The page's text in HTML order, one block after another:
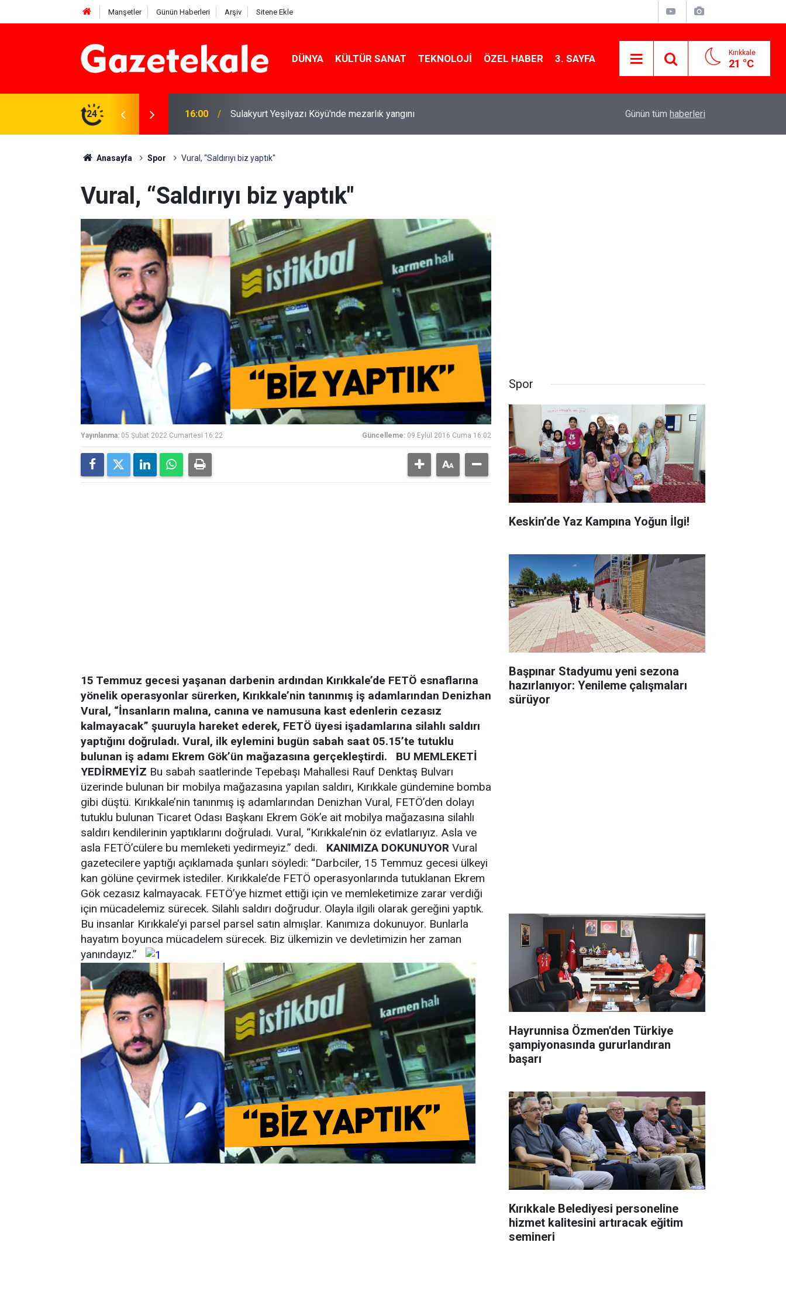
Manşetler Günün Haberleri Arşiv Sitene Ekle
DÜNYA KÜLTÜR SANAT TEKNOLOJI ÖZEL HABER 3. SAYFA Kırıkkale
21 °C
24
çalışmaları değerlendirildi 16:00 Sulakyurt Yeşilyazı Köyü'nde mezarlık yangını Kırıkkale'de çekiciye çarpan kamyon hurdaya
Günün tüm haberleri
Anasayfa Spor Vural, “Saldırıyı biz yaptık"
Vural, “Saldırıyı biz yaptık"
Yayınlanma: 05 Şubat 2022 Cumartesi 16:22 Güncelleme: 09 Eylül 2016 Cuma 16:02
15 Temmuz gecesi yaşanan darbenin ardından Kırıkkale’de FETÖ esnaflarına
yönelik operasyonlar sürerken, Kırıkkale’nin tanınmış iş adamlarından Denizhan
Vural, “İnsanların malına, canına ve namusuna kast edenlerin cezasız
kalmayacak” şuuruyla hareket ederek, FETÖ üyesi işadamlarına silahlı saldırı
yaptığını doğruladı. Vural, ilk eylemini bugün sabah saat 05.15’te tutuklu
bulunan iş adamı Ekrem Gök’ün mağazasına gerçekleştirdi.
BU MEMLEKETİ
YEDİRMEYİZ Bu sabah saatlerinde Tepebaşı Mahallesi Rauf Denktaş Bulvarı
üzerinde bulunan bir mobilya mağazasına yapılan saldırı, Kırıkkale gündemine bomba
gibi düştü. Kırıkkale’nin tanınmış iş adamlarından Denizhan Vural, FETÖ’den dolayı
tutuklu bulunan Ticaret Odası Başkanı Ekrem Gök’e ait mobilya mağazasına silahlı
saldırı kendilerinin yaptıklarını doğruladı. Vural, “Kırıkkale’nin öz evlatlarıyız. Asla ve
asla FETÖ’cülere bu memleketi yedirmeyiz.” dedi. KANIMIZA DOKUNUYOR Vural
gazetecilere yaptığı açıklamada şunları söyledi: “Darbciler, 15 Temmuz gecesi ülkeyi
kan gölüne çevirmek istediler. Kırıkkale’de FETÖ operasyonlarında tutuklanan Ekrem
Gök cezasız kalmayacak. FETÖ’ye hizmet ettiği için ve memleketimize zarar verdiği
için mücadelemiz sürecek. Silahlı saldırı doğrudur. Olayla ilgili olarak gereğini yaptık.
Bu insanlar Kırıkkale’yi parsel parsel satın almışlar. Kanımıza dokunuyor. Bunlarla
hayatım boyunca mücadelem sürecek. Biz ülkemizin ve devletimizin her zaman
yanındayız.”
Spor
Keskin’de Yaz Kampına Yoğun İlgi!
Başpınar Stadyumu yeni sezona
hazırlanıyor: Yenileme çalışmaları
sürüyor
Hayrunnisa Özmen'den Türkiye
şampiyonasında gururlandıran
başarı
Kırıkkale Belediyesi personeline
hizmet kalitesini artıracak eğitim
semineri